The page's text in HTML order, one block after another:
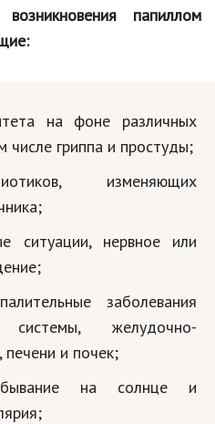
папиллом
на фоне различных
числе гриппа и простуды;
изменяющих
ситуации, нервное или
заболевания
системы, желудочно-
печени и почек;
на солнце и